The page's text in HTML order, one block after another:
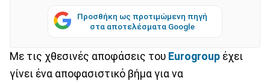
Προσθήκη ως προτιμώμενη πηγή
στα αποτελέσματα Google
Με τις χθεσινές αποφάσεις του Eurogroup έχει
γίνει ένα αποφασιστικό βήμα για να